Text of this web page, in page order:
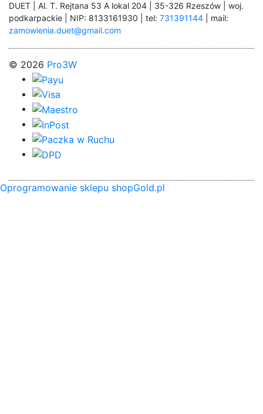
DUET | Al. T. Rejtana 53 A lokal 204 | 35-326 Rzeszów | woj.
podkarpackie | NIP: 8133161930 | tel: 731391144 | mail:
zamowienia.duet@gmail.com
© 2026 Pro3W
Oprogramowanie sklepu shopGold.pl